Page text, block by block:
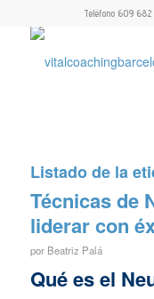
Teléfono 609
Listado de la
Técnicas de
liderar con
por Beatriz Palá
Qué es el